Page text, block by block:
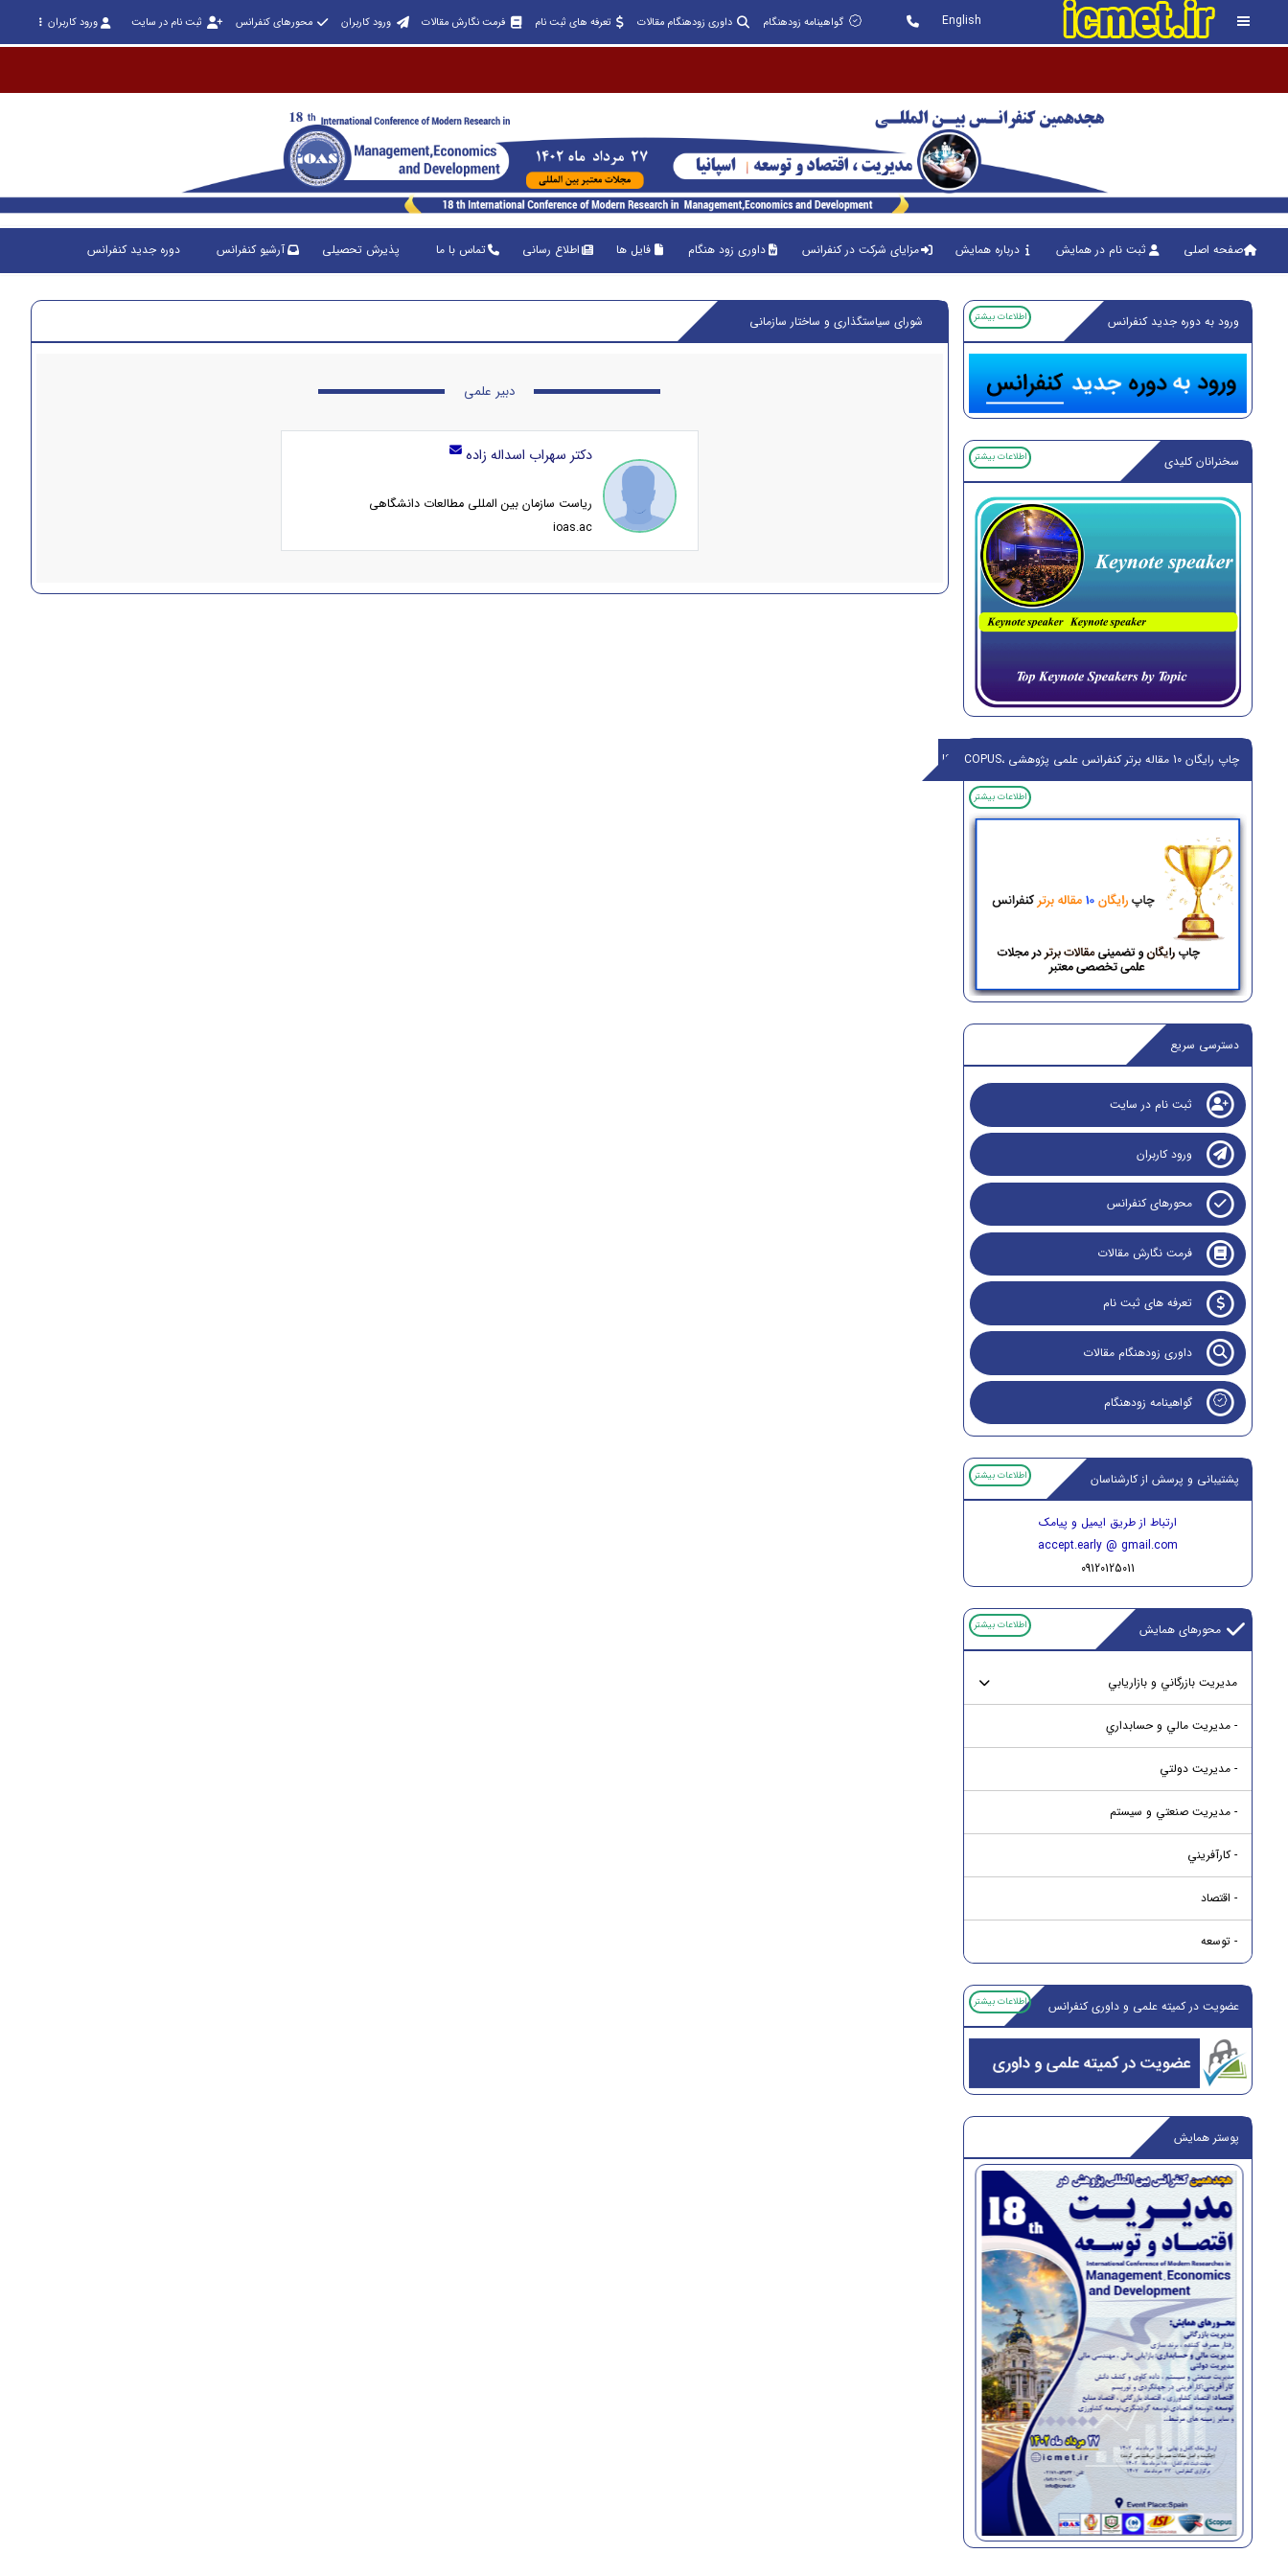
English گواهینامه زودهنگام داوری زودهنگام مقالات تعرفه های ثبت نام فرمت نگارش مقالات ورود کاربران محورهای کنفرانس ثبت نام در سایت ورود کاربران
صفحه اصلی ثبت نام در همایش درباره همایش مزایای شرکت در کنفرانس داوری زود هنگام فایل ها اطلاع رسانی تماس با ما پذیرش تحصیلی آرشیو کنفرانس دوره جدید کنفرانس
ورود به دوره جدید کنفرانس اطلاعات بیشتر
سخنرانان کلیدی اطلاعات بیشتر
چاپ رایگان 10 مقاله برتر کنفرانس علمی پژوهشی ،ISI,SCOPUS
اطلاعات بیشتر
دسترسی سریع
ثبت نام در سایت
ورود کاربران
محورهای کنفرانس
فرمت نگارش مقالات
تعرفه های ثبت نام
داوری زودهنگام مقالات
گواهینامه زودهنگام
پشتیبانی و پرسش از کارشناسان اطلاعات بیشتر
ارتباط از طریق ایمیل و پیامک
accept.early @ gmail.com
09120125011
محورهای همایش اطلاعات بیشتر
مديريت بازرگاني و بازاريابي
- مديريت مالي و حسابداري
- مديريت دولتي
- مديريت صنعتي و سيستم
- کارآفريني
- اقتصاد
- توسعه
عضویت در کمیته علمی و داوری کنفرانس اطلاعات بیشتر
پوستر همایش
شورای سیاستگذاری و ساختار سازمانی
دبیر علمی
دکتر سهراب اسداله زاده
ریاست سازمان بین المللی مطالعات دانشگاهی
ioas.ac